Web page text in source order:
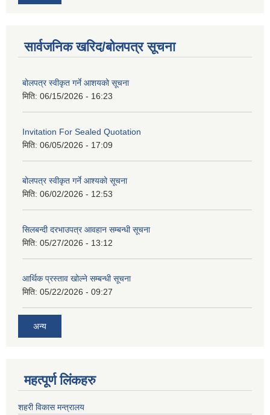
सार्वजनिक खरिद/बोलपत्र सूचना
बोलपत्र स्वीकृत गर्ने आशयको सूचना
मिति: 06/15/2026 - 16:23
Invitation For Sealed Quotation
मिति: 06/05/2026 - 17:09
बोलपत्र स्वीकृत गर्ने आश्यको सूचना
मिति: 06/02/2026 - 12:53
सिलबन्दी दरभाउपत्र आवहान सम्बन्धी सूचना
मिति: 05/27/2026 - 13:12
आर्थिक प्रस्ताव खोल्ने सम्बन्धी सूचना
मिति: 05/22/2026 - 09:27
अन्य
महत्पूर्ण लिंकहरु
शहरी विकास मन्त्रालय